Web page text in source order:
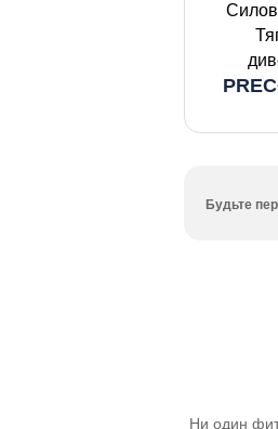
Будьте
Ни один